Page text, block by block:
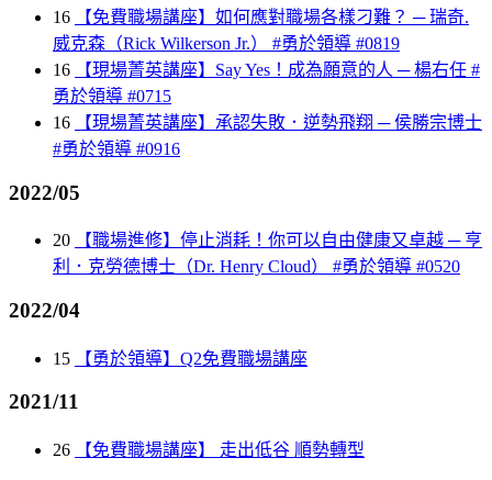
16
【免費職場講座】如何應對職場各樣刁難？ ─ 瑞奇.
威克森（Rick Wilkerson Jr.） #勇於領導 #0819
16
【現場菁英講座】Say Yes！成為願意的人 ─ 楊右任 #
勇於領導 #0715
16
【現場菁英講座】承認失敗．逆勢飛翔 ─ 侯勝宗博士
#勇於領導 #0916
2022/05
20
【職場進修】停止消耗！你可以自由健康又卓越 ─ 亨
利．克勞德博士（Dr. Henry Cloud） #勇於領導 #0520
2022/04
15 【勇於領導】Q2免費職場講座
2021/11
26 【免費職場講座】 走出低谷 順勢轉型